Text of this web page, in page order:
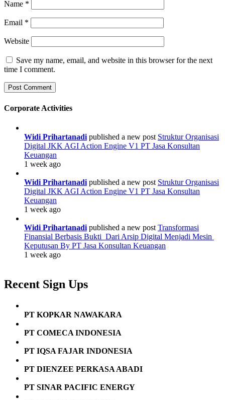
Name *
Email *
Website
Save my name, email, and website in this browser for the next
time I comment.
Corporate Activities
Widi Prihartanadi published a new post Struktur Organisasi
Digital JKK AGI Action Engine V1 PT Jasa Konsultan
Keuangan
1 week ago
Widi Prihartanadi published a new post Struktur Organisasi
Digital JKK AGI Action Engine V1 PT Jasa Konsultan
Keuangan
1 week ago
Widi Prihartanadi published a new post Transformasi
Finansial Berbasis Bukti Dari Arsip Digital Menjadi Mesin
Keputusan By PT Jasa Konsultan Keuangan
1 week ago
Recent Sign Ups
PT KOPKAR NAWAKARA
PT COMECA INDONESIA
PT IQSA FAJAR INDONESIA
PT DIENZEE PERKASA ABADI
PT SINAR PACIFIC ENERGY